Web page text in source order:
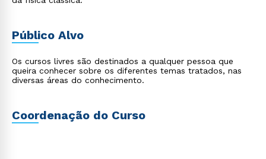
Público Alvo
Os cursos livres são destinados a qualquer pessoa que
queira conhecer sobre os diferentes temas tratados, nas
diversas áreas do conhecimento.
Coordenação do Curso